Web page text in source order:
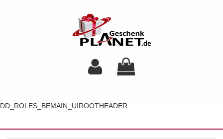
DD_ROLES_BEMAIN_UIROOTHEADER